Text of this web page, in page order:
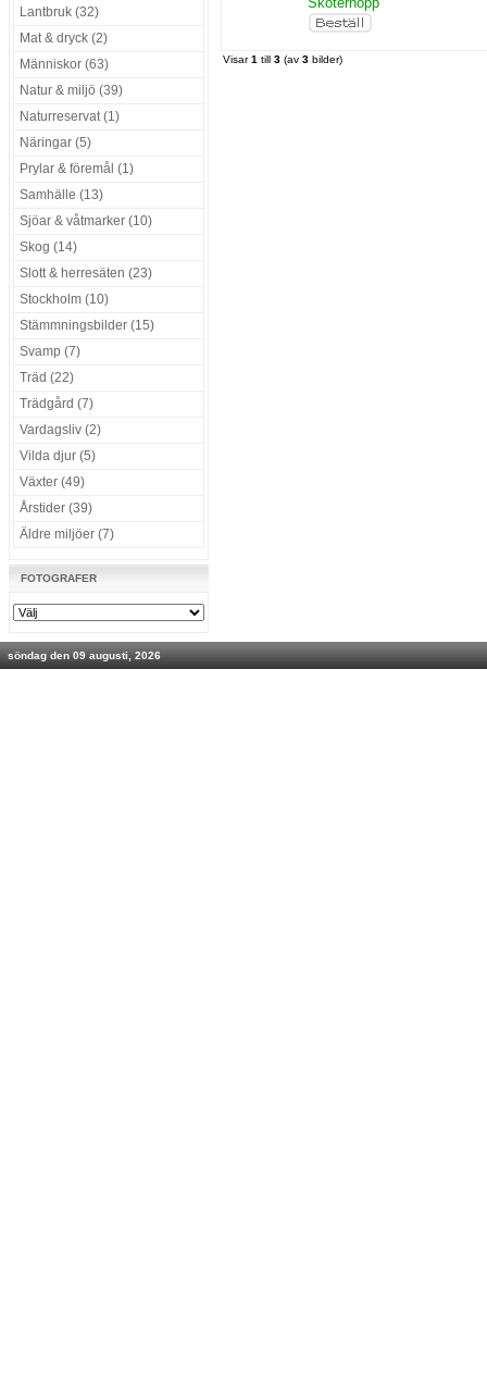
Lantbruk (32)
Mat & dryck (2)
Människor (63)
Natur & miljö (39)
Naturreservat (1)
Näringar (5)
Prylar & föremål (1)
Samhälle (13)
Sjöar & våtmarker (10)
Skog (14)
Slott & herresäten (23)
Stockholm (10)
Stämmningsbilder (15)
Svamp (7)
Träd (22)
Trädgård (7)
Vardagsliv (2)
Vilda djur (5)
Växter (49)
Årstider (39)
Äldre miljöer (7)
FOTOGRAFER
Visar1 till 3 (av 3 bilder)
söndag den 09 augusti, 2026